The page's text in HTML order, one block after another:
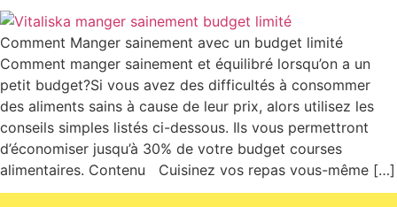
Comment Manger sainement avec un budget limité
Comment manger sainement et équilibré lorsqu’on a un
petit budget?Si vous avez des difficultés à consommer
des aliments sains à cause de leur prix, alors utilisez les
conseils simples listés ci-dessous. Ils vous permettront
d’économiser jusqu’à 30% de votre budget courses
alimentaires. Contenu Cuisinez vos repas vous-même […]